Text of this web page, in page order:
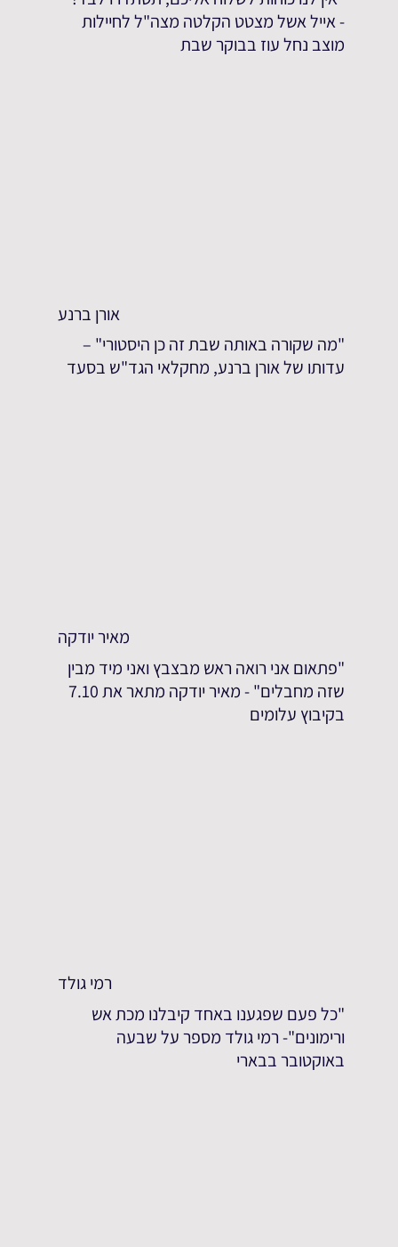
- אייל אשל מצטט הקלטה מצה"ל לחיילות
מוצב נחל עוז בבוקר שבת
אורן ברנע
"מה שקורה באותה שבת זה כן היסטורי" –
עדותו של אורן ברנע, מחקלאי הגד"ש בסעד
מאיר יודקה
"פתאום אני רואה ראש מבצבץ ואני מיד מבין
שזה מחבלים" - מאיר יודקה מתאר את 7.10
בקיבוץ עלומים
רמי גולד
"כל פעם שפגענו באחד קיבלנו מכת אש
ורימונים"- רמי גולד מספר על שבעה
באוקטובר בבארי